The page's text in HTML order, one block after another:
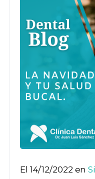
El 14/12/2022 en